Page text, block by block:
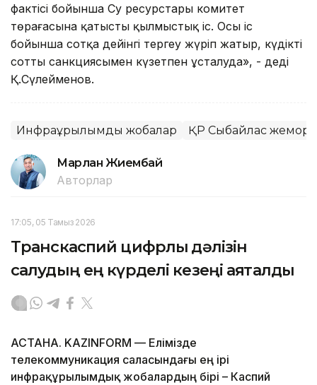
фактісі бойынша Су ресурстары комитет
төрағасына қатысты қылмыстық іс. Осы іс
бойынша сотқа дейінгі тергеу жүріп жатыр, күдікті
соттың санкциясымен күзетпен ұсталуда», - деді
Қ.Сүлейменов.
Инфрақұрылымдық жобалар ҚР Сыбайлас
Марлан Жиембай
Авторлар
17:05, 05 Тамыз 2026
Транскаспий цифрлық дәлізін
салудың ең күрделі кезеңі аяқталды
АСТАНА. KAZINFORM — Елімізде
телекоммуникация саласындағы ең ірі
инфрақұрылымдық жобалардың бірі – Каспий